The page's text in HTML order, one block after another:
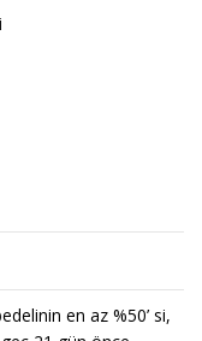
adına da aynı şartlar altında kayıtlarının yapılmasını talep ve kabul ederek imzalamıştır. 10- Sözleşmede imzası bulunmayan ancak sözleşmeye konu geziye katılan tüketici(ler), kendi adlarına kayıt yaptırmakla görevlendirdikleri tüketici(ler)nin Seyahat Acentesi aleyhine ve katılmış oldukları gezi ile ilgili dava ve takipler ve Seyahat Acentesi’ nin tüketiciye bu sözleşmede yazılı hususlar dışında bir bedel ya da tazminat ödemek zorunda kalması halinde, Seyahat Acentesi’ nin sözleşmede imzası bulunan tüketici(ler)ye ödemiş TATİLCİNİZ TURİZM TİCARET LİMİTED ŞİRKETİ - - - olduğu fazla miktar için rucu hakkı mahfuzdur. Bu geziye katılan tüketiciler, imzalamış olmasalar dahi, taraflar arasında geçerli olacak bu sözleşme şartlarını katalog ve ilanlar nedeni ile öğrenmiş, geziye bu sözleşme şartlarında katılmayı kabul etmişlerdir. 11- Seyahat Acentesi, geziye katılan tüketicilerle, otel, taşıyıcı firmalar ve gezi ile ilgili diğer hizmetleri sunan her tür üçüncü şahıs ve tüzel kişilikler nezdinde aracı konumundadır. Bu nedenle kendisine müracaat ile geziye kayıt olan tüketicilerin, Seyahat Acentesi ile taşımayı üstlenen müesseseler arasında yapılmış anlaşmalar hilafına; araçların programlarında gösterilen saatlerde hareket yerinde bulunmamasından, kara, hava ve deniz araçlarının her türlü gecikmelerinden, arızalanmalarından, sis, fırtına, tipi ve her türlü hava koşullarından, yol engeli gibi sebeplerden, yol güzergah ve rotalarını değiştirmelerinden, grev, terör, savaş, savaş ihtimali veya bunlara benzer mücbir sebeplerden, ulaşım aracını kullananın kendi haasından veya üçüncü kişilerin şahsi kusurlarından veya öngörülemez teknik hususlardan kaynaklanan her türlü aksaklıklardan, maddi, manevi hasarlı kazalardan, konaklama tesislerinin eksik veya hatalı hizmetlerinden, Seyahat Acentesi’ nin işleten sıfatı olmaması nedeni ile 1. derecede sorumluluğu bulunmadığını, asli fail gibi doğrudan doğruya sorumlu olmadığını taraflar bilmektedirler. Bu nedenle Seyahat Acentesi, tüketiciye karşı asli fail gibi sorumlu olmayacak mütesaviyyen borçlu olacaktır. Tüketici bu gibi aksaklık ve kaza durumlarında öncelikle maddi ve manevi taleplerini asli faillerden talep ve tahsil cihetine gidecek, alacağını asli failden tamamen alamadığı durumlarda kusursuz sorumluluk ilkesi nedeni ile Seyahat Acentesine müracaat edebilecektir. Seyahat Acentesi asli faillerden tahsil edilemeyen miktar kadar müşterisine karşı sorumlu olacaktır. 12- Bu sözleşmede yazılı olmayan hususlarda 1618 SY., 4077 SY., 4288SY., 2634 SY., IATA, IHA, UFTAA Konvansiyon hükümleri, Sivil havacılık kanunu, BK., TTK., Türkiye’ nin dahil olduğu Uluslar arası sözleşmeler ve bunlara bağlı olarak çıkartılmış Tüzük, Yönetmelik, genelge ve tebliğler ile Uluslar arası kabul gören Frankfurter Tabelle’ nin Türkiye’ de tatbik bulunan TÜRSAB Kütahya Çizelgesi hükümleri tatbik olunacaktır. Taraflar arasında iki nüsha olarak tanzim edilmiş bulunan iş bu voucher ve paket tur sözleşmesi taraf yetkililerince tüm ekleri ile birlikte önlü arkalı olarak tanzim edilmiş, okunmuş, kontrol edilerek kabul edilmiştir. Taraflar karşılıklı kabul ettikleri, taahhüt ve edimlerini birlikte imza altına alarak kabul ve teyit etmişlerdir. Seyahate katılacak olan ve bu sözleşmede adları yazılı müşteriler adına işbu voucher ve sözleşmeyi kabul eden taraf a